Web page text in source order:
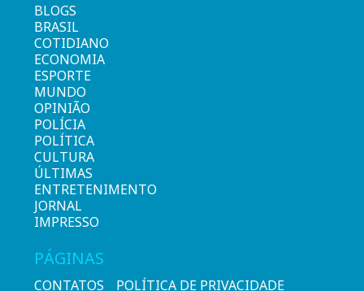
BLOGS
BRASIL
COTIDIANO
ECONOMIA
ESPORTE
MUNDO
OPINIÃO
POLÍCIA
POLÍTICA
CULTURA
ÚLTIMAS
ENTRETENIMENTO
JORNAL
IMPRESSO
PÁGINAS
CONTATOS POLÍTICA DE PRIVACIDADE